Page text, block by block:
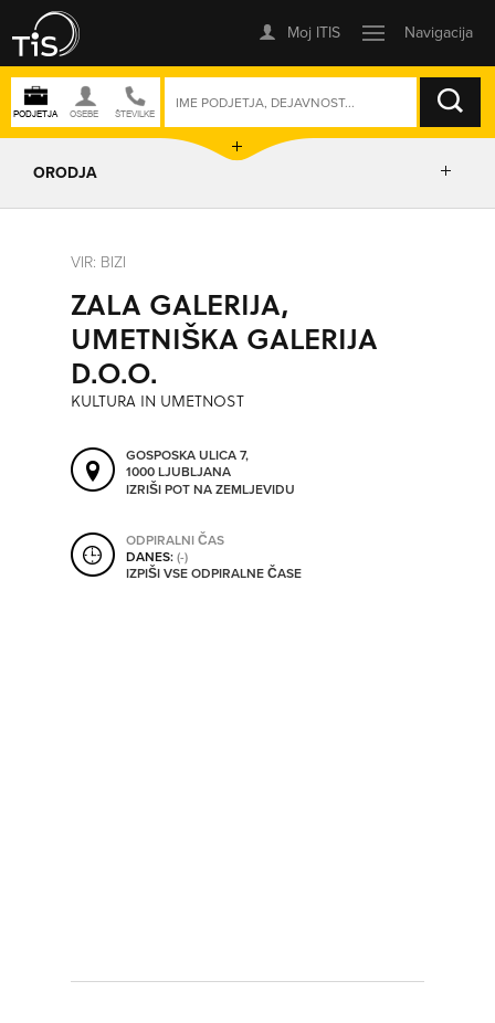
ISKANJE
ORODJA
IZRIŠI POT
POŠLJI SMS
ORODJA
VIR: BIZI
ZALA GALERIJA,
UMETNIŠKA GALERIJA
D.O.O.
KULTURA IN UMETNOST
GOSPOSKA ULICA 7,
1000 LJUBLJANA
IZRIŠI POT NA ZEMLJEVIDU
ODPIRALNI ČAS
DANES:(-)
IZPIŠI VSE ODPIRALNE ČASE